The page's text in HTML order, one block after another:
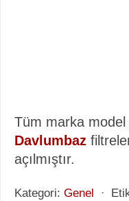
Tüm marka model
Davlumbaz
açılmıştır.
Kategori: Genel ⋅